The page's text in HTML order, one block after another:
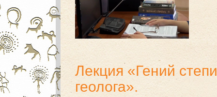
Лекция «Гений
геолога».